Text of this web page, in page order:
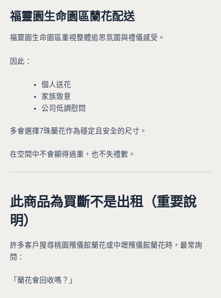
福靈園生命園區蘭花配送
福靈園生命園區重視整體追思氛圍與禮儀感受。
因此：
個人送花
家族致意
公司低調慰問
多會選擇7珠蘭花作為穩定且安全的尺寸。
在空間中不會顯得過重，也不失禮數。
此商品為買斷不是出租（重要說
明）
許多客戶搜尋桃園殯儀館蘭花或中壢殯儀館蘭花時，最常詢
問：
「蘭花會回收嗎？」